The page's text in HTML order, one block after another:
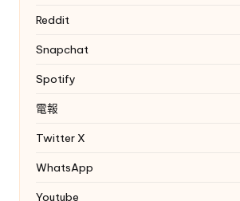
Reddit
Snapchat
Spotify
電報
Twitter X
WhatsApp
Youtube